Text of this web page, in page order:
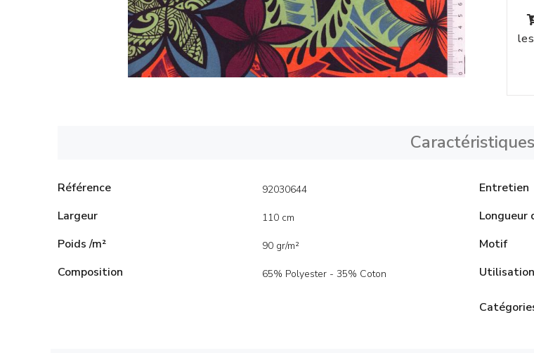
Caractéristiques
Référence 92030644
Largeur 110 cm
Poids /m² 90 gr/m²
Composition 65% Polyester - 35% Coton
Entretien
Longueur
Motif
Utilisation